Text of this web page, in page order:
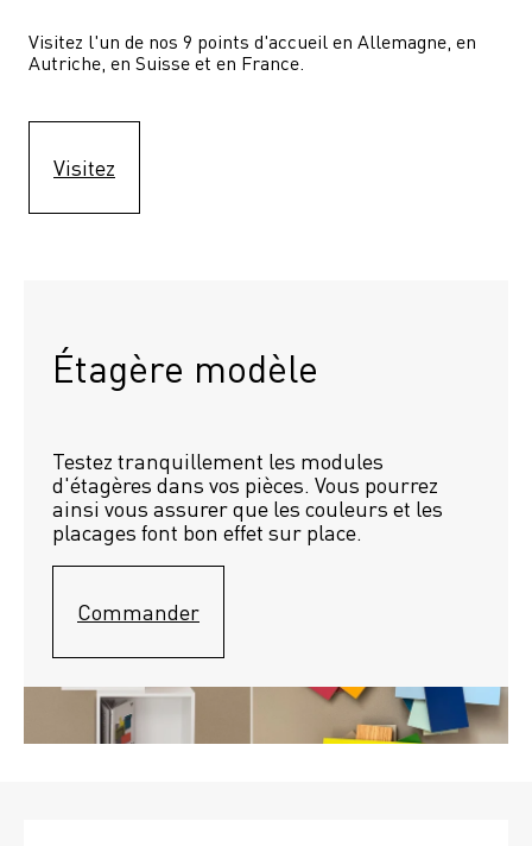
Visitez l'un de nos 9 points d'accueil en Allemagne, en
Autriche, en Suisse et en France.
Visitez
Étagère modèle
Testez tranquillement les modules
d'étagères dans vos pièces. Vous pourrez
ainsi vous assurer que les couleurs et les
placages font bon effet sur place.
Commander